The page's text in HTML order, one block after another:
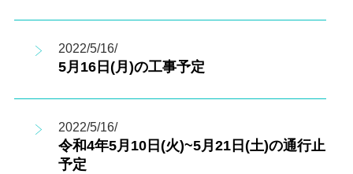
2022/5/16/
5月16日(月)の工事予定
2022/5/16/
令和4年5月10日(火)~5月21日(土)の通行止
予定